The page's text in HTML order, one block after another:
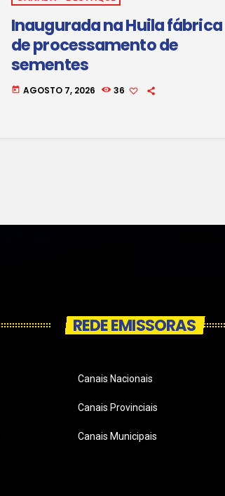
Inaugurada na Huila fábrica
de processamento de
sementes
today AGOSTO 7, 2026 36
REDE EMISSORAS
Canais Nacionais
Canais Provinciais
Canais Municipais